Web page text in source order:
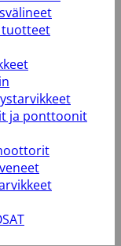
tuotteet
ja ponttoonit